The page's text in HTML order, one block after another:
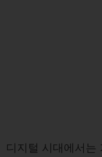
디지털 시대에서는